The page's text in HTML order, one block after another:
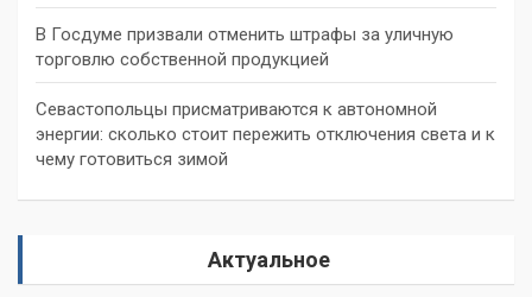
В Госдуме призвали отменить штрафы за уличную
торговлю собственной продукцией
Севастопольцы присматриваются к автономной
энергии: сколько стоит пережить отключения света и к
чему готовиться зимой
Актуальное